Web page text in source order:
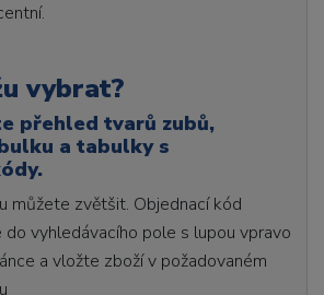
vybrat?
přehled tvarů zubů,
a tabulky s
můžete zvětšit. Objednací kód
vyhledávacího pole s lupou vpravo
a vložte zboží v požadovaném